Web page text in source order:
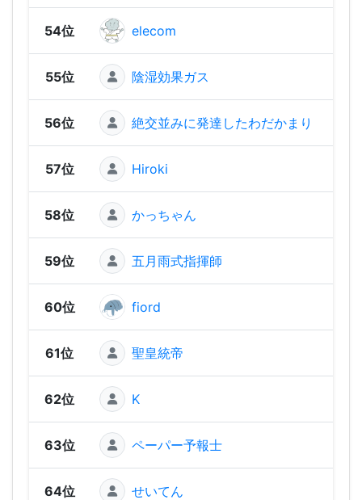
54位 elecom
55位 陰湿効果ガス
56位 絶交並みに発達したわだかまり
57位 Hiroki
58位 かっちゃん
59位 五月雨式指揮師
60位 fiord
61位 聖皇統帝
62位 K
63位 ペーパー予報士
64位 せいてん